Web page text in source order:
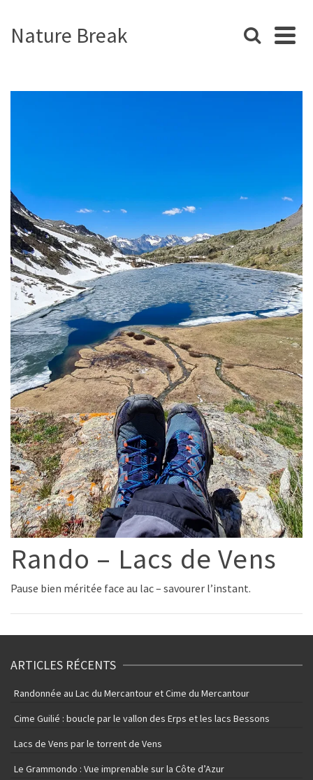
Nature Break
Rando – Lacs de Vens
Pause bien méritée face au lac – savourer l’instant.
ARTICLES RÉCENTS
Randonnée au Lac du Mercantour et Cime du Mercantour
Cime Guilié : boucle par le vallon des Erps et les lacs Bessons
Lacs de Vens par le torrent de Vens
Le Grammondo : Vue imprenable sur la Côte d’Azur